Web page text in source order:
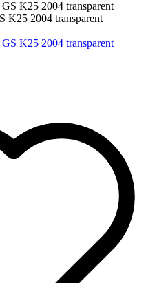
K25 2004 transparent